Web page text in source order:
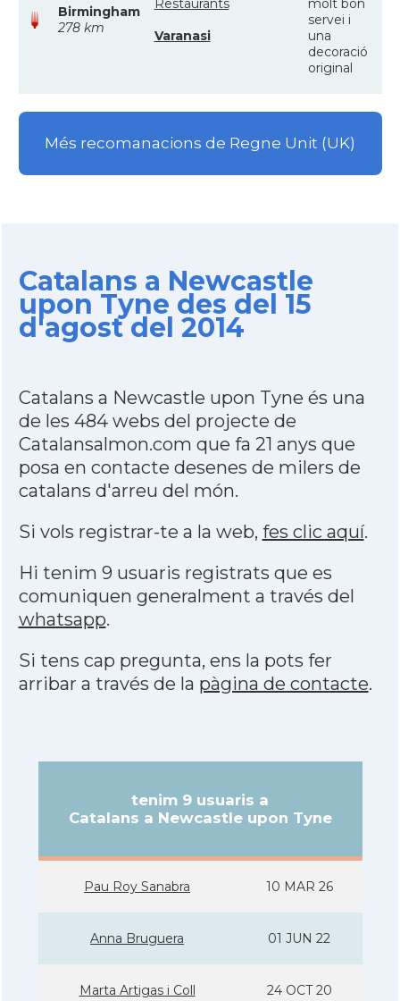
Birmingham
278 km
Restaurants
Varanasi
molt bon
servei i
una
decoració
original
Més recomanacions de Regne Unit (UK)
Catalans a Newcastle
upon Tyne des del 15
d'agost del 2014
Catalans a Newcastle upon Tyne és una
de les 484 webs del projecte de
Catalansalmon.com que fa 21 anys que
posa en contacte desenes de milers de
catalans d'arreu del món.
Si vols registrar-te a la web, fes clic aquí.
Hi tenim 9 usuaris registrats que es
comuniquen generalment a través del
whatsapp.
Si tens cap pregunta, ens la pots fer
arribar a través de la pàgina de contacte.
tenim 9 usuaris a
Catalans a Newcastle upon Tyne
Pau Roy Sanabra 10 MAR 26
Anna Bruguera 01 JUN 22
Marta Artigas i Coll 24 OCT 20